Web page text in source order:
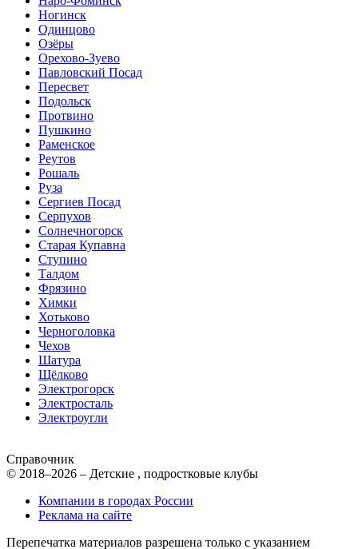
Ногинск
Одинцово
Озёры
Орехово-Зуево
Павловский Посад
Пересвет
Подольск
Протвино
Пушкино
Раменское
Реутов
Рошаль
Руза
Сергиев Посад
Серпухов
Солнечногорск
Старая Купавна
Ступино
Талдом
Фрязино
Химки
Хотьково
Черноголовка
Чехов
Шатура
Щёлково
Электрогорск
Электросталь
Электроугли
Справочник
© 2018–2026 – Детские , подростковые клубы
Компании в городах России
Реклама на сайте
Перепечатка материалов разрешена только с указанием